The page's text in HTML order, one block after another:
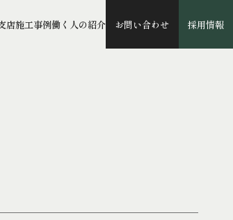
店施工事例働く人の紹介 お問い合わせ 採用情報